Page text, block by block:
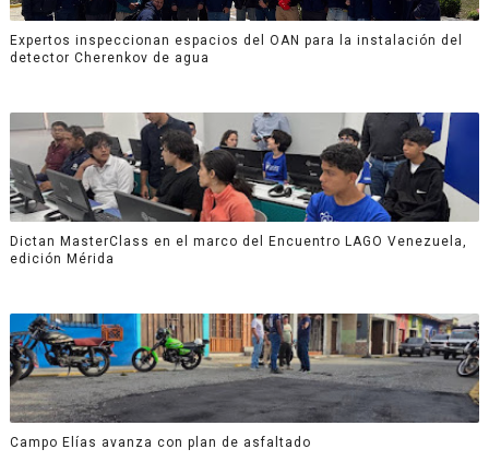
Expertos inspeccionan espacios del OAN para la instalación del
detector Cherenkov de agua
Dictan MasterClass en el marco del Encuentro LAGO Venezuela,
edición Mérida
Campo Elías avanza con plan de asfaltado